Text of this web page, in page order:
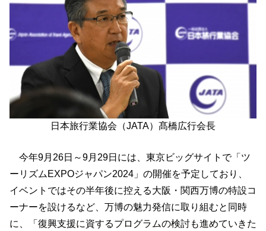
日本旅行業協会（JATA）髙橋広行会長
今年9月26日～9月29日には、東京ビッグサイトで「ツ
ーリズムEXPOジャパン2024」の開催を予定しており、
イベントではその半年後に控える大阪・関西万博の特設コ
ーナーを設けるなど、万博の魅力発信に取り組むと同時
に、「復興支援に資するプログラムの検討も進めていきた